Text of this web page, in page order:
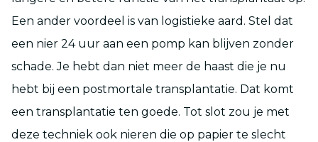
Een ander voordeel is van logistieke aard. Stel dat
een nier 24 uur aan een pomp kan blijven zonder
schade. Je hebt dan niet meer de haast die je nu
hebt bij een postmortale transplantatie. Dat komt
een transplantatie ten goede. Tot slot zou je met
deze techniek ook nieren die op papier te slecht